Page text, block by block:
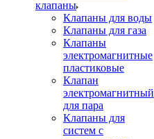
клапаны
Клапаны для воды
Клапаны для газа
Клапаны
электромагнитные
пластиковые
Клапан
электромагнитный
для пара
Клапаны для
систем с